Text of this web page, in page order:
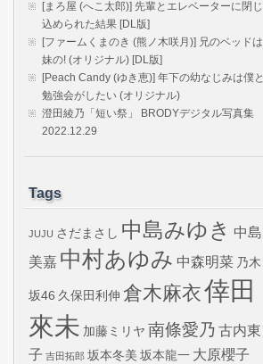
[まろ屋 (へこ太郎)] 先輩とエレベーターに閉じ
込められた結果 [DL版]
[ファームくまのき (熊ノ木咲月)] 兄のベッドは
妹の! (オリジナル) [DL版]
[Peach Candy (ゆき恵)] 年下の幼なじみは僕と
勉強会がしたい (オリジナル)
澄田綾乃「短い祭」 BRODYデジタル写真集
2022.12.29
Tags
JUJU さだまさし 中島みゆき 中島
美嘉 中村あゆみ 中森明菜 乃木
坂46 久保田利伸 倉木麻衣倖田
來未 加藤ミリヤ 南條愛乃 古内東
子 吉田拓郎 坂本冬美 坂本龍一 大原櫻子